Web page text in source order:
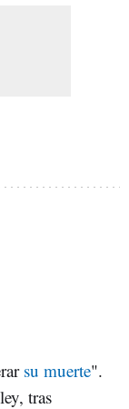
su muerte".
tras